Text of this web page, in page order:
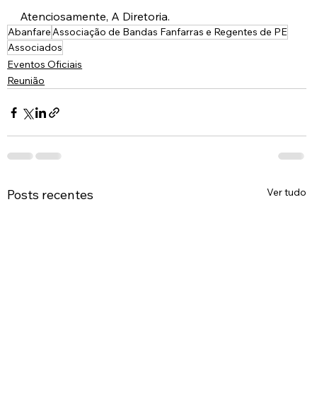
Atenciosamente, A Diretoria.
AbanfareAssociação de Bandas Fanfarras e Regentes de PE
Associados
Eventos Oficiais
Reunião
Posts recentes Ver tudo